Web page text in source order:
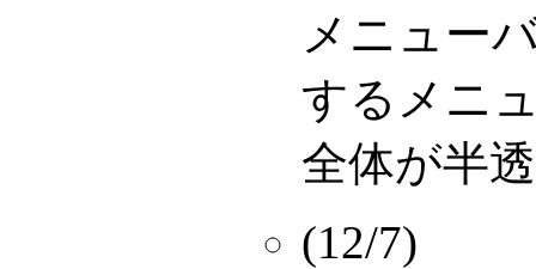
メニュー
するメニ
全体が半
(12/7)